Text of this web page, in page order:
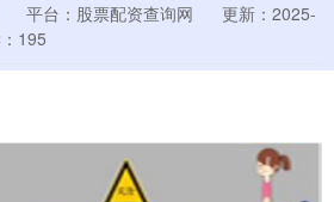
平台：股票配资查询网
更新：2025-
195